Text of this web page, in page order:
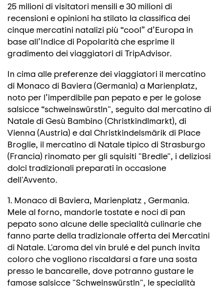
25 milioni di visitatori mensili e 30 milioni di
recensioni e opinioni ha stilato la classifica dei
cinque mercatini natalizi più “cool” d’Europa in
base all’Indice di Popolarità che esprime il
gradimento dei viaggiatori di TripAdvisor.
In cima alle preferenze dei viaggiatori il mercatino
di Monaco di Baviera (Germania) a Marienplatz,
noto per l’imperdibile pan pepato e per le golose
salsicce “schweinswürstln", seguito dal mercatino di
Natale di Gesù Bambino (Christkindlmarkt), di
Vienna (Austria) e dal Christkindelsmärik di Place
Broglie, il mercatino di Natale tipico di Strasburgo
(Francia) rinomato per gli squisiti "Bredle", i deliziosi
dolci tradizionali preparati in occasione
dell'Avvento.
1. Monaco di Baviera, Marienplatz , Germania.
Mele al forno, mandorle tostate e noci di pan
pepato sono alcune delle specialità culinarie che
fanno parte della tradizionale offerta dei Mercatini
di Natale. L'aroma del vin brulé e del punch invita
coloro che vogliono riscaldarsi a fare una sosta
presso le bancarelle, dove potranno gustare le
famose salsicce "Schweinswürstln", le specialità